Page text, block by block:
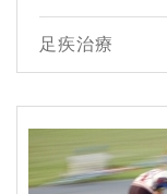
足疾治療